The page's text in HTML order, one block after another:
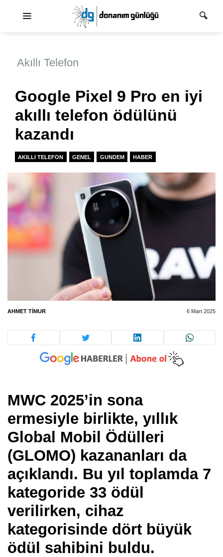
Akıllı Telefon
Google Pixel 9 Pro en iyi
akıllı telefon ödülünü
kazandı
AKILLI TELEFON GENEL GUNDEM HABER
AHMET TIMUR 6 Mart 2025
MWC 2025’in sona
ermesiyle birlikte, yıllık
Global Mobil Ödülleri
(GLOMO) kazananları da
açıklandı. Bu yıl toplamda 7
kategoride 33 ödül
verilirken, cihaz
kategorisinde dört büyük
ödül sahibini buldu.